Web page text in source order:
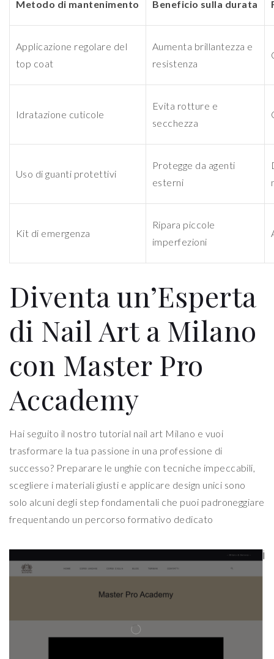
Metodo di mantenimento Beneficio sulla durata
Applicazione regolare del
top coat
Aumenta brillantezza e
resistenza
Idratazione cuticole
Evita rotture e
secchezza
Uso di guanti protettivi
Protegge da agenti
esterni
Kit di emergenza
Ripara piccole
imperfezioni
Diventa un’Esperta
di Nail Art a Milano
con Master Pro
Accademy
Hai seguito il nostro tutorial nail art Milano e vuoi
trasformare la tua passione in una professione di
successo? Preparare le unghie con tecniche impeccabili,
scegliere i materiali giusti e applicare design unici sono
solo alcuni degli step fondamentali che puoi padroneggiare
frequentando un percorso formativo dedicato